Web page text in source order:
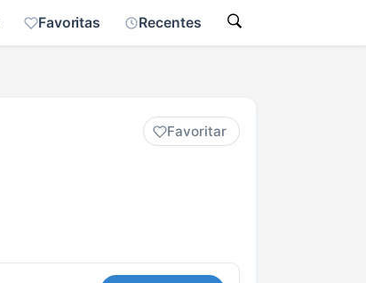
Favoritas Recentes
Favoritar